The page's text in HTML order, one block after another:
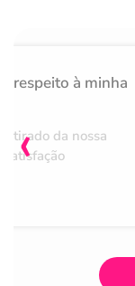
respeito à minha
da nossa
‹